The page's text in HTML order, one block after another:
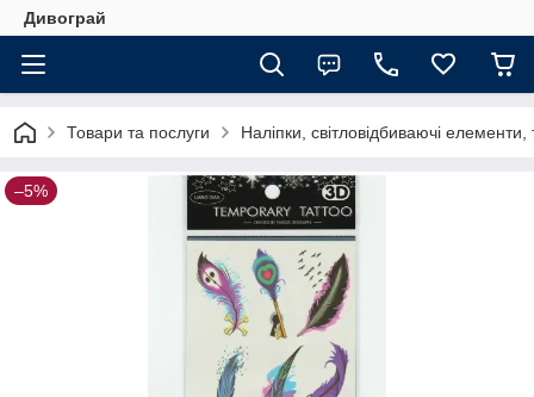
Дивограй
Товари та послуги Наліпки, світловідбиваючі
–5%